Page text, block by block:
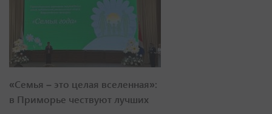
«Семья – это целая вселенная»:
в Приморье чествуют лучших